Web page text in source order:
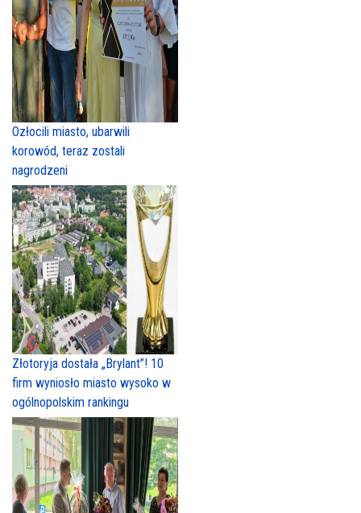
Ozłocili miasto, ubarwili
korowód, teraz zostali
nagrodzeni
Złotoryja dostała „Brylant”! 10
firm wyniosło miasto wysoko w
ogólnopolskim rankingu